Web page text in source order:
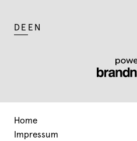
DE EN
Home
Impressum